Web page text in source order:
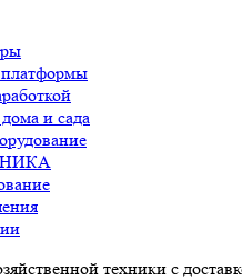
и сада
техники с